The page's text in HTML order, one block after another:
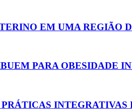
EM UMA REGIÃO
PARA OBESIDADE